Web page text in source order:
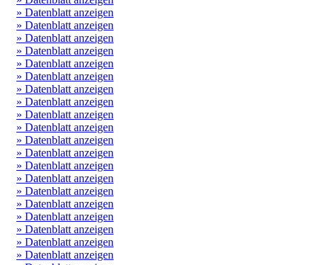
» Datenblatt anzeigen
» Datenblatt anzeigen
» Datenblatt anzeigen
» Datenblatt anzeigen
» Datenblatt anzeigen
» Datenblatt anzeigen
» Datenblatt anzeigen
» Datenblatt anzeigen
» Datenblatt anzeigen
» Datenblatt anzeigen
» Datenblatt anzeigen
» Datenblatt anzeigen
» Datenblatt anzeigen
» Datenblatt anzeigen
» Datenblatt anzeigen
» Datenblatt anzeigen
» Datenblatt anzeigen
» Datenblatt anzeigen
» Datenblatt anzeigen
» Datenblatt anzeigen